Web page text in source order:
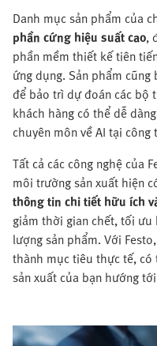
Danh mục sản phẩm của
phần cứng hiệu suất cao,
phần mềm thiết kế tiên
ứng dụng. Sản phẩm cũng
để bảo trì dự đoán các bộ
khách hàng có thể dễ
chuyên môn về AI tại công
Tất cả các công nghệ của
môi trường sản xuất hiện
thông tin chi tiết hữu ích
giảm thời gian chết, tối ưu
lượng sản phẩm. Với
thành mục tiêu thực tế,
sản xuất của bạn hướng